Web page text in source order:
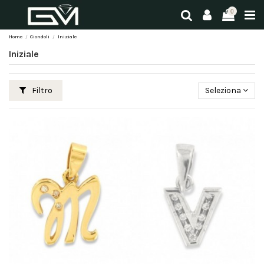
0
Home Ciondoli Iniziale
Iniziale
Filtro Seleziona